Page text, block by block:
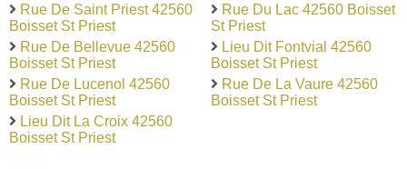
Rue De Saint Priest 42560
Boisset St Priest
Rue De Bellevue 42560
Boisset St Priest
Rue De Lucenol 42560
Boisset St Priest
Lieu Dit La Croix 42560
Boisset St Priest
Rue Du Lac 42560 Boisset
St Priest
Lieu Dit Fontvial 42560
Boisset St Priest
Rue De La Vaure 42560
Boisset St Priest